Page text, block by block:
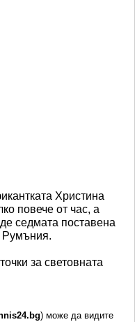
Христина
повече от час, а
седмата поставена
Румъния.
за световната
) може да видите